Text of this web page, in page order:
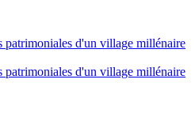
patrimoniales d'un village millénaire
patrimoniales d'un village millénaire